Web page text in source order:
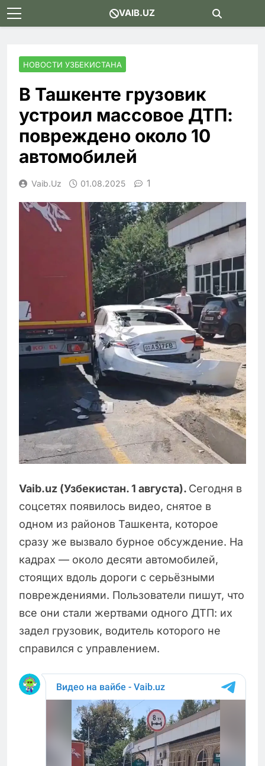
Skip
to
VAIB.UZ
НОВОСТИ УЗБЕКИСТАНА
В Ташкенте грузовик
устроил массовое ДТП:
повреждено около 10
автомобилей
Vaib.uz 01.08.2025 1
Vaib.uz (Узбекистан. 1 августа). Сегодня в
соцсетях появилось видео, снятое в
одном из районов Ташкента, которое
сразу же вызвало бурное обсуждение. На
кадрах — около десяти автомобилей,
стоящих вдоль дороги с серьёзными
повреждениями. Пользователи пишут, что
все они стали жертвами одного ДТП: их
задел грузовик, водитель которого не
справился с управлением.